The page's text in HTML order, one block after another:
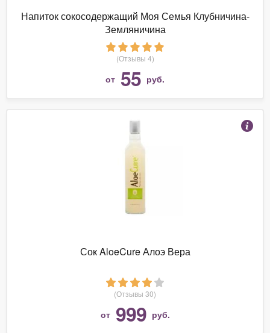
Напиток сокосодержащий Моя Семья Клубничина-
Земляничина
(Отзывы 4)
от 55 руб.
Сок AloeCure Алоэ Вера
(Отзывы 30)
от 999 руб.